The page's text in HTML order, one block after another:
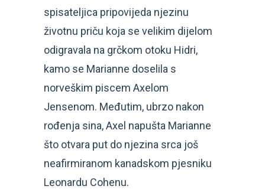
spisateljica pripovijeda njezinu
životnu priču koja se velikim dijelom
odigravala na grčkom otoku Hidri,
kamo se Marianne doselila s
norveškim piscem Axelom
Jensenom. Međutim, ubrzo nakon
rođenja sina, Axel napušta Marianne
što otvara put do njezina srca još
neafirmiranom kanadskom pjesniku
Leonardu Cohenu.